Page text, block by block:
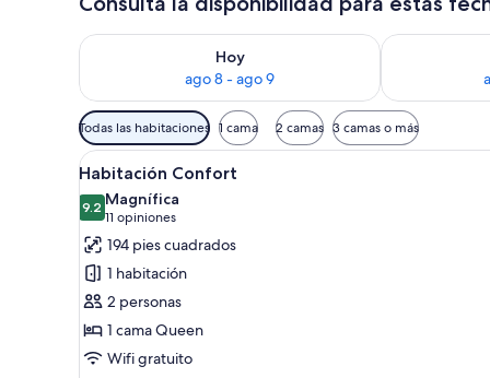
Hoy
ago 8 - ago 9
Consulta la disponibilidad para hoy ago 8 - ago 9
Consulta la
Filtros
disponibles
para
las
habitaciones
Todas las habitaciones 1 cama 2 camas 3 camas o más
Abrir
todas
las
fotos
de
Habitación
Confort
Una habitación de hotel con
14
Habitación Confort
9.29.2 de 10
Magnífica
11 opiniones
(11
opiniones)
194 pies cuadrados
1 habitación
2 personas
1 cama Queen
Wifi gratuito